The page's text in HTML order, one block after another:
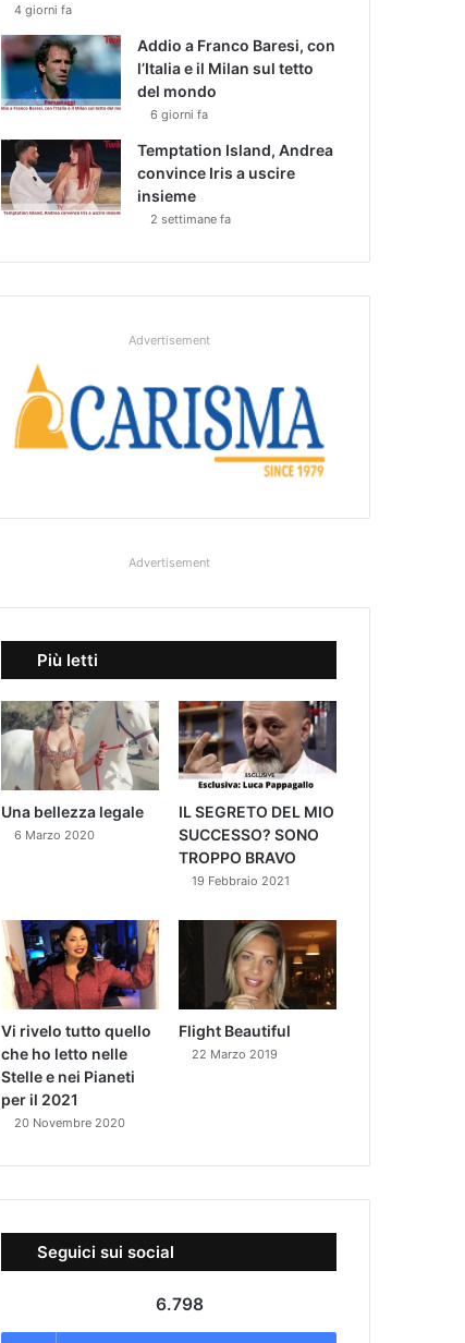
4 giorni fa
Addio a Franco Baresi, con
l’Italia e il Milan sul tetto
del mondo
6 giorni fa
Temptation Island, Andrea
convince Iris a uscire
insieme
2 settimane fa
Advertisement
Advertisement
Più letti
Una bellezza legale
6 Marzo 2020
IL SEGRETO DEL MIO
SUCCESSO? SONO
TROPPO BRAVO
19 Febbraio 2021
Vi rivelo tutto quello
che ho letto nelle
Stelle e nei Pianeti
per il 2021
20 Novembre 2020
Flight Beautiful
22 Marzo 2019
Seguici sui social
6.798